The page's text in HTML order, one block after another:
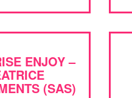
ENJOY –
(SAS)